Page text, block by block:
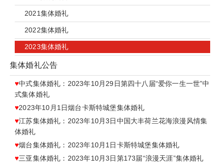
2021集体婚礼
2022集体婚礼
2023集体婚礼
集体婚礼公告
♥中式集体婚礼：2023年10月29日第四十八届“爱你一生一世”中
式集体婚礼
♥2023年10月1日烟台卡斯特城堡集体婚礼
♥江苏集体婚礼：2023年10月3日中国大丰荷兰花海浪漫风情集
体婚礼
♥烟台集体婚礼：2023年10月1日卡斯特城堡集体婚礼
♥三亚集体婚礼：2023年10月3日第173届“浪漫天涯”集体婚礼